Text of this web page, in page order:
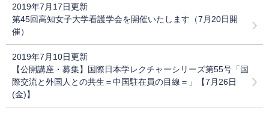
2019年7月17日更新
第45回高知女子大学看護学会を開催いたします（7月20日開
催）
2019年7月10日更新
【公開講座・募集】国際日本学レクチャーシリーズ第55号「国
際交流と外国人との共生＝中国駐在員の目線＝」【7月26日
(金)】